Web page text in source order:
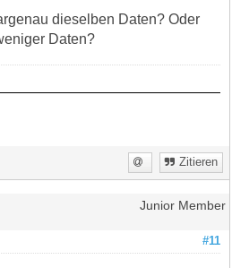
dieselben Daten? Oder
Daten?
Zitieren
Junior Member
#11